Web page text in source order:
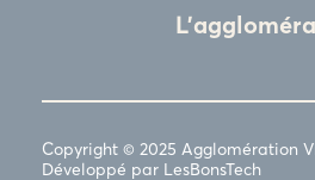
Copyright © 2025 Agglomération
Développé par LesBonsTech